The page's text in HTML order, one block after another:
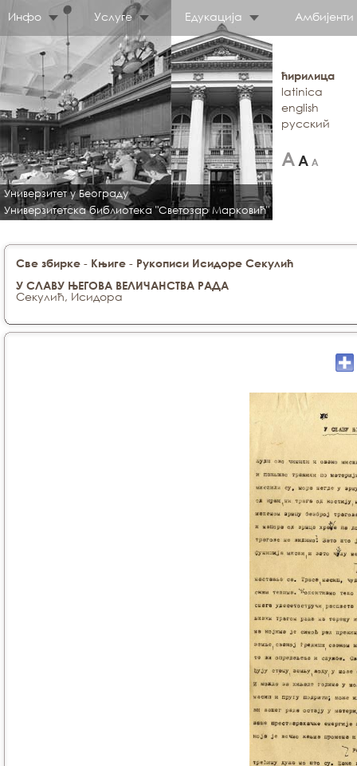
Инфо Услуге Едукација Амбијенти
Универзитет у Београду
Универзитетска библиотека "Светозар Марковић"
ћирилица
latinica
english
русский
Све збирке - Књиге - Рукописи Исидоре Секулић
У СЛАВУ ЊЕГОВА ВЕЛИЧАНСТВА РАДА
Секулић, Исидора